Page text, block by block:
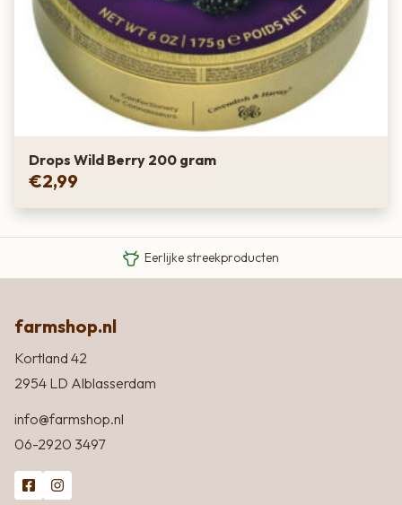
Drops Wild Berry 200 gram
€2,99
Eigen Limousin runderen
Eerlijke streekproducten
farmshop.nl
Kortland 42
2954 LD Alblasserdam
info@farmshop.nl
06-2920 3497